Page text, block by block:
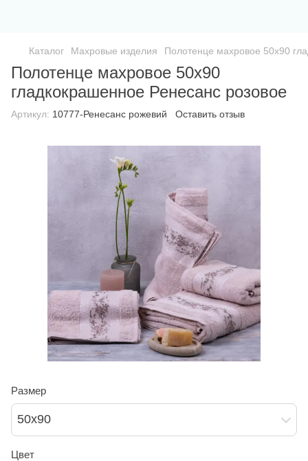
Каталог Махровые изделия Полотенце махровое 50х90
Полотенце махровое 50х90
гладкокрашенное Ренесанс розовое
Артикул: 10777-Ренесанс рожевий Оставить отзыв
Размер
50х90
Цвет